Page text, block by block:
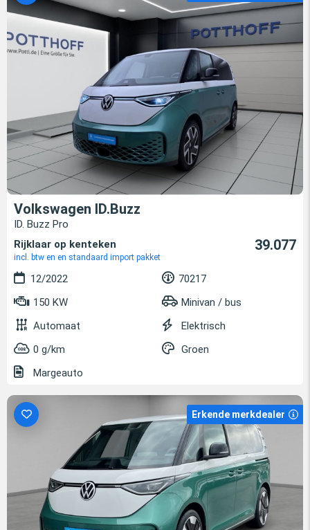
Volkswagen ID.Buzz
ID. Buzz Pro
Rijklaar op kenteken
incl. btw en en standaard import pakket
39.077
12/2022
70217
150 KW
Minivan / bus
Automaat
Elektrisch
0 g/km
Groen
Margeauto
Erkende merkdealer